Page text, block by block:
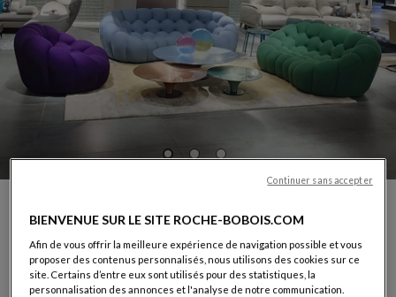
ROCHE BOBOIS
Vous souhaitez être guidé dans le choix de vos meubles, dans la
décoration de votre intérieur ou dans la réalisation d'un projet.
Nos conseillers décorateurs sont à votre disposition.
BIENVENUE SUR LE SITE ROCHE-BOBOIS.COM
Afin de vous offrir la meilleure expérience de navigation possible et vous
proposer des contenus personnalisés, nous utilisons des cookies sur ce
site. Certains d’entre eux sont utilisés pour des statistiques, la
personnalisation des annonces et l'analyse de notre communication.
Continuer sans accepter